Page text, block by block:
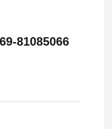
81085066